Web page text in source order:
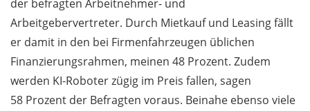
der befragten Arbeitnehmer- und
Arbeitgebervertreter. Durch Mietkauf und Leasing fällt
er damit in den bei Firmenfahrzeugen üblichen
Finanzierungsrahmen, meinen 48 Prozent. Zudem
werden KI-Roboter zügig im Preis fallen, sagen
58 Prozent der Befragten voraus. Beinahe ebenso viele